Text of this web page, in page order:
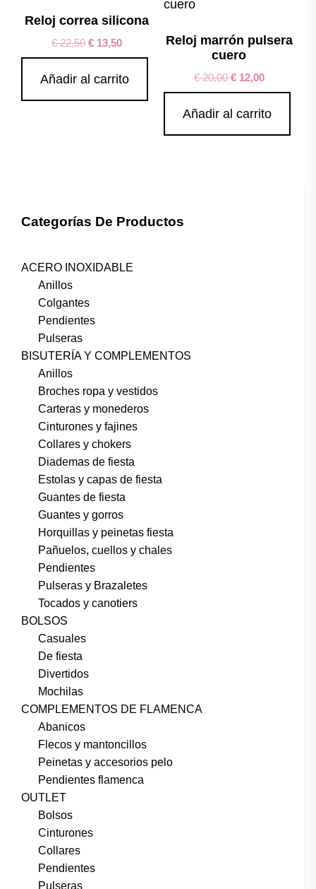
Reloj correa silicona
€22,50 € 13,50
Añadir al carrito
Reloj marrón pulsera
cuero
€20,00 €12,00
Añadir al carrito
Categorías De Productos
ACERO INOXIDABLE
Anillos
Colgantes
Pendientes
Pulseras
BISUTERÍA Y COMPLEMENTOS
Anillos
Broches ropa y vestidos
Carteras y monederos
Cinturones y fajines
Collares y chokers
Diademas de fiesta
Estolas y capas de fiesta
Guantes de fiesta
Guantes y gorros
Horquillas y peinetas fiesta
Pañuelos, cuellos y chales
Pendientes
Pulseras y Brazaletes
Tocados y canotiers
BOLSOS
Casuales
De fiesta
Divertidos
Mochilas
COMPLEMENTOS DE FLAMENCA
Abanicos
Flecos y mantoncillos
Peinetas y accesorios pelo
Pendientes flamenca
OUTLET
Bolsos
Cinturones
Collares
Pendientes
Pulseras